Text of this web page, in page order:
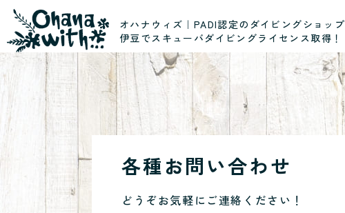
オハナウィズ｜PADI認定のダイビングショップ
伊豆でスキューバダイビングライセンス取得！
各種お問い合わせ
どうぞお気軽にご連絡ください！